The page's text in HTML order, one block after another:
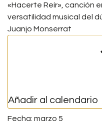
«Hacerte Reír» , canción
versatilidad musical del
Juanjo Monserrat
Añadir al calendario
marzo 5